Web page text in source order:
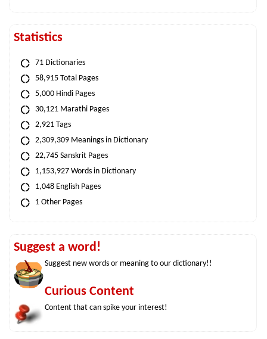
Statistics
71 Dictionaries
58,915 Total Pages
5,000 Hindi Pages
30,121 Marathi Pages
2,921 Tags
2,309,309 Meanings in Dictionary
22,745 Sanskrit Pages
1,153,927 Words in Dictionary
1,048 English Pages
1 Other Pages
Suggest a word!
Suggest new words or meaning to our dictionary!!
Curious Content
Content that can spike your interest!